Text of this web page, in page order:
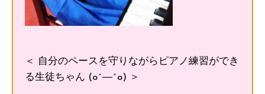
＜ 自分のペースを守りながらピアノ練習ができ
る生徒ちゃん (o^―^o) ＞